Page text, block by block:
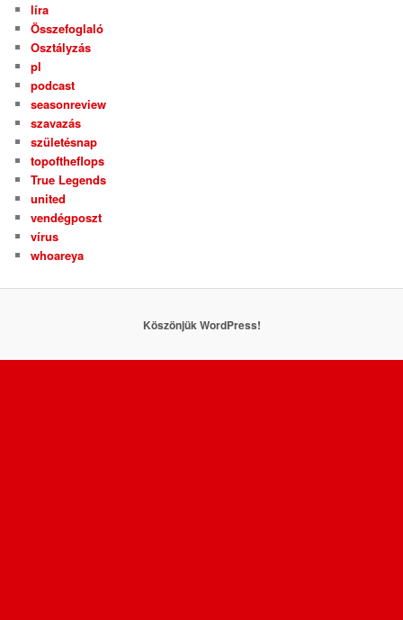
líra
Összefoglaló
Osztályzás
pl
podcast
seasonreview
szavazás
születésnap
topoftheflops
True Legends
united
vendégposzt
vírus
whoareya
Köszönjük WordPress!